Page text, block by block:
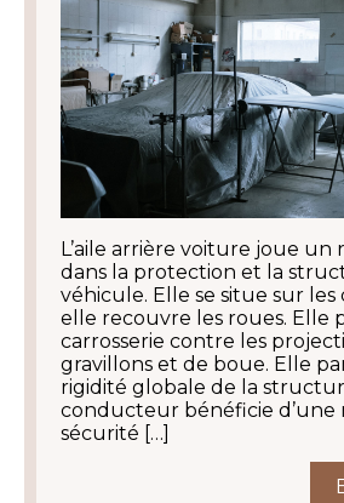
L’aile arrière voiture joue un
dans la protection et la
véhicule. Elle se situe sur les
elle recouvre les roues. Elle
carrosserie contre les
gravillons et de boue. Elle
rigidité globale de la
conducteur bénéficie d’une
sécurité […]